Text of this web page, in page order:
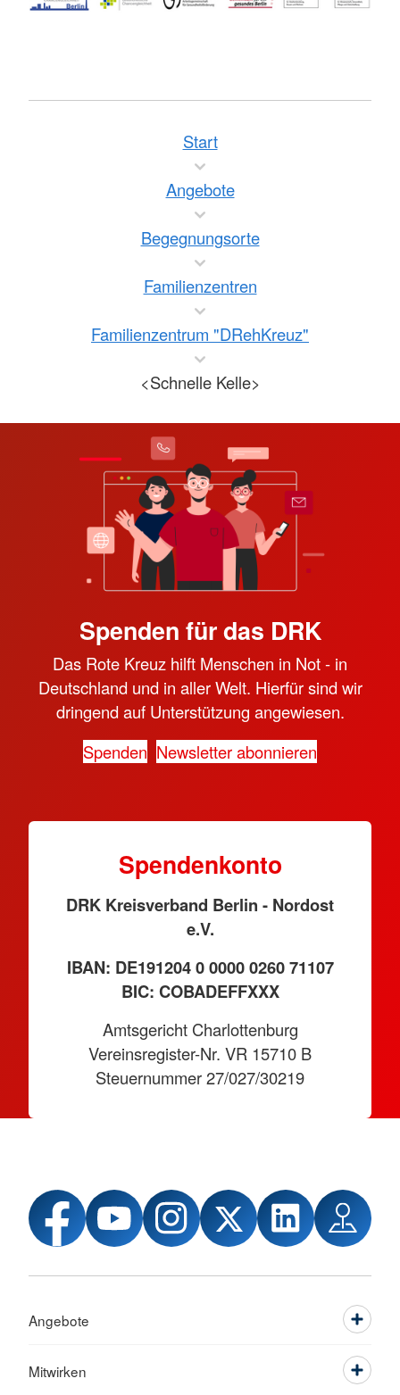
Start
Angebote
Begegnungsorte
Familienzentren
Familienzentrum "DRehKreuz"
<Schnelle Kelle>
Spenden für das DRK
Das Rote Kreuz hilft Menschen in Not - in
Deutschland und in aller Welt. Hierfür sind wir
dringend auf Unterstützung angewiesen.
Spenden Newsletter abonnieren
Spendenkonto
DRK Kreisverband Berlin - Nordost
e.V.
IBAN: DE191204 0 0000 0260 71107
BIC: COBADEFFXXX
Amtsgericht Charlottenburg
Vereinsregister-Nr. VR 15710 B
Steuernummer 27/027/30219
Angebote
Mitwirken